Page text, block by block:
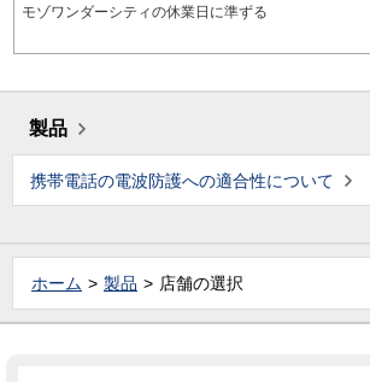
モゾワンダーシティの休業日に準ずる
製品
携帯電話の電波防護への適合性について
ホーム 製品 店舗の選択